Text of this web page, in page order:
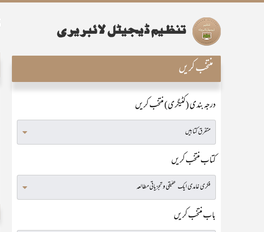
منتخب کریں
درجہ بندی (کٹیگری) منتخب کریں
کتاب منتخب کریں
باب منتخب کریں